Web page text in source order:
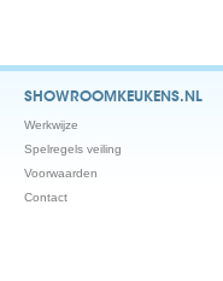
SHOWROOMKEUKENS.NL
Werkwijze
Spelregels veiling
Voorwaarden
Contact